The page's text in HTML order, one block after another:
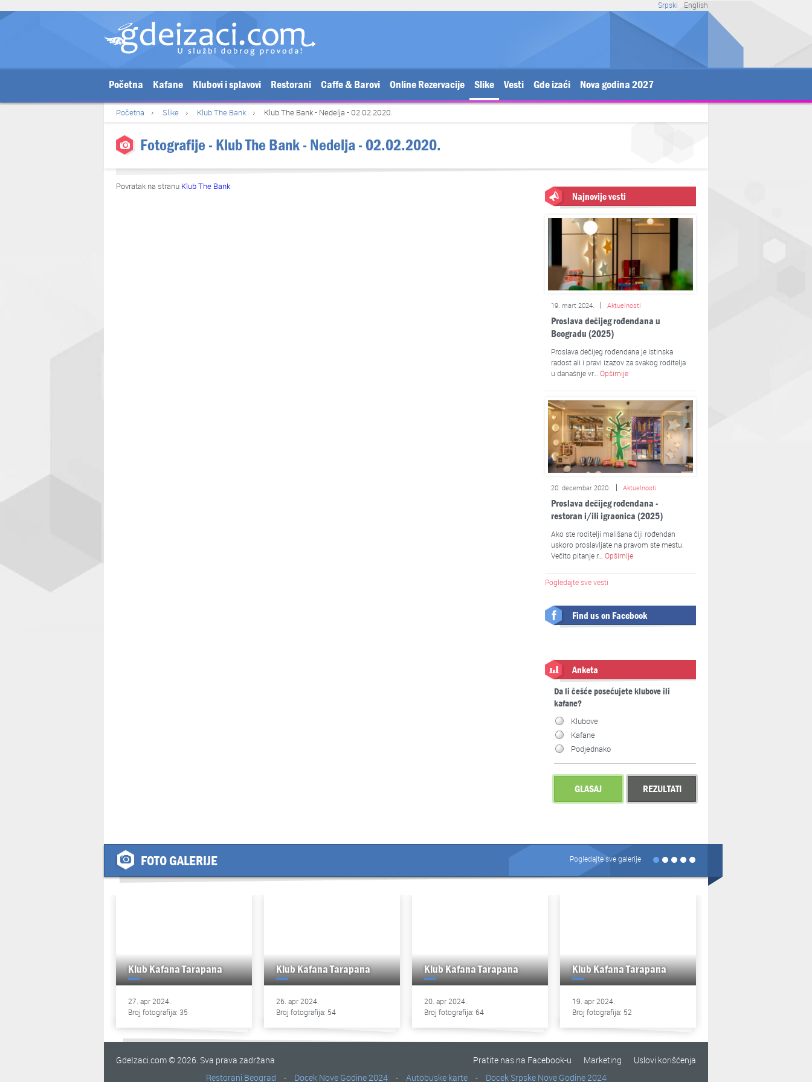
English
Srpski
Početna Kafane Klubovi i splavovi Restorani Caffe & Barovi Online Rezervacije Slike Vesti Gde izaći Nova godina 2027
Početna Slike Klub The Bank Klub The Bank - Nedelja - 02.02.2020.
Fotografije - Klub The Bank - Nedelja - 02.02.2020.
Povratak na stranu Klub The Bank
Najnovije vesti
19. mart 2024. Aktuelnosti
Proslava dečijeg rođendana u
Beogradu (2025)
Proslava dečijeg rođendana je istinska
radost ali i pravi izazov za svakog roditelja
u današnje vr… Opširnije
20. decembar 2020. Aktuelnosti
Proslava dečijeg rođendana -
restoran i/ili igraonica (2025)
Ako ste roditelji mališana čiji rođendan
uskoro proslavljate na pravom ste mestu.
Večito pitanje r… Opširnije
Pogledajte sve vesti
Find us on Facebook
Anketa
Da li češće posećujete klubove ili
kafane?
Klubove
Kafane
Podjednako
GLASAJ REZULTATI
FOTO GALERIJE Pogledajte sve galerije
Klub Kafana Tarapana
27. apr 2024.
Broj fotografija: 35
Klub Kafana Tarapana
26. apr 2024.
Broj fotografija: 54
Klub Kafana Tarapana
20. apr 2024.
Broj fotografija: 64
Klub Kafana Tarapana
19. apr 2024.
Broj fotografija: 52
GdeIzaci.com © 2026. Sva prava zadržana Uslovi korišćenja
Marketing
Pratite nas na Facebook-u
Restorani Beograd
- Docek Nove Godine 2024 - Autobuske karte - Docek Srpske Nove Godine 2024